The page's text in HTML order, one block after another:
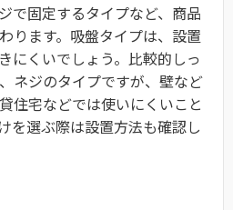
で固定するタイプなど、商品
ります。吸盤タイプは、設置
にくいでしょう。比較的しっ
ネジのタイプですが、壁など
住宅などでは使いにくいこと
を選ぶ際は設置方法も確認し